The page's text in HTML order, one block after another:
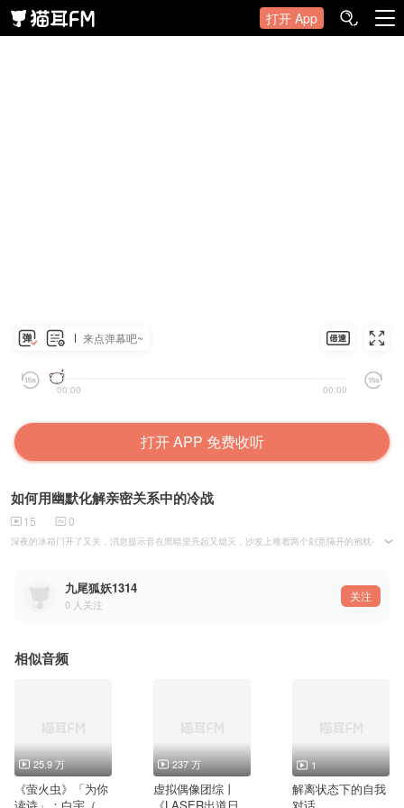
打开 App
来点弹幕吧~
00:00 00:00
打开 APP 免费收听
如何用幽默化解亲密关系中的冷战
15 0
深夜的冰箱门开了又关，消息提示音在黑暗里亮起又熄灭，沙发上堆着两个刻意隔开的抱枕——冷
九尾狐妖1314
0 人关注
关注
相似音频
25.9 万
《萤火虫》「为你
237 万
虚拟偶像团综丨
1
解离状态下的自我